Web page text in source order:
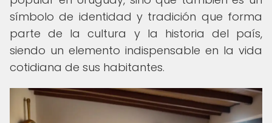
símbolo de identidad y tradición que forma
parte de la cultura y la historia del país,
siendo un elemento indispensable en la vida
cotidiana de sus habitantes.